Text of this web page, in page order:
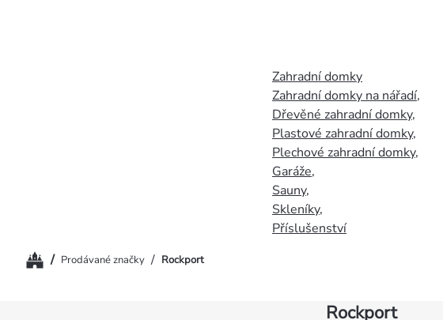
Zahradní domky
Zahradní domky na nářadí,
Dřevěné zahradní domky,
Plastové zahradní domky,
Plechové zahradní domky,
Garáže,
Sauny,
Skleníky,
Příslušenství
Domů/ Prodávané značky / Rockport
Rockport